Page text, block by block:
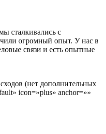
сталкивались с
огромный опыт. У нас в
связи и есть опытные
(нет дополнительных
icon=»plus» anchor=»»